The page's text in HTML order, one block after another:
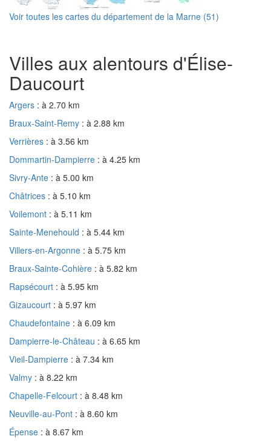
Voir toutes les cartes du département de la Marne (51)
Villes aux alentours d'Élise-
Daucourt
Argers : à 2.70 km
Braux-Saint-Remy : à 2.88 km
Verrières : à 3.56 km
Dommartin-Dampierre : à 4.25 km
Sivry-Ante : à 5.00 km
Châtrices : à 5.10 km
Voilemont : à 5.11 km
Sainte-Menehould : à 5.44 km
Villers-en-Argonne : à 5.75 km
Braux-Sainte-Cohière : à 5.82 km
Rapsécourt : à 5.95 km
Gizaucourt : à 5.97 km
Chaudefontaine : à 6.09 km
Dampierre-le-Château : à 6.65 km
Vieil-Dampierre : à 7.34 km
Valmy : à 8.22 km
Chapelle-Felcourt : à 8.48 km
Neuville-au-Pont : à 8.60 km
Épense : à 8.67 km